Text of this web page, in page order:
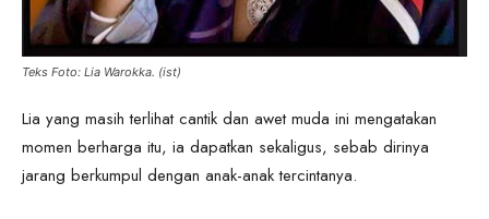
Teks Foto: Lia Warokka. (ist)
Lia yang masih terlihat cantik dan awet muda ini mengatakan
momen berharga itu, ia dapatkan sekaligus, sebab dirinya
jarang berkumpul dengan anak-anak tercintanya.